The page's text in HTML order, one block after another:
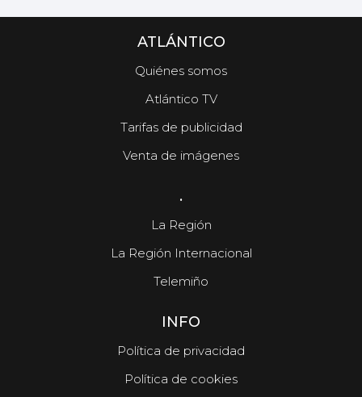
ATLÁNTICO
Quiénes somos
Atlántico TV
Tarifas de publicidad
Venta de imágenes
.
La Región
La Región Internacional
Telemiño
INFO
Política de privacidad
Política de cookies